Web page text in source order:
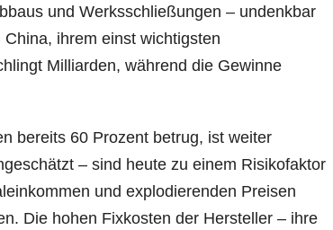
und Werksschließungen – undenkbar
ihrem einst wichtigsten
Milliarden, während die Gewinne
bereits 60 Prozent betrug, ist weiter
– sind heute zu einem Risikofaktor
und explodierenden Preisen
Die hohen Fixkosten der Hersteller – ihre